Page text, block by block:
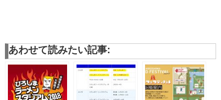
あわせて読みたい記事: